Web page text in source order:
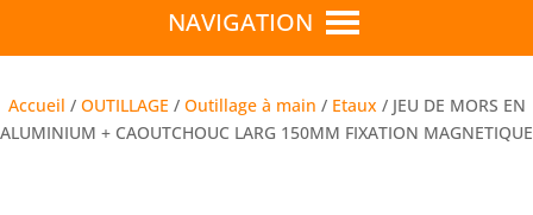
NAVIGATION
Accueil / OUTILLAGE / Outillage à main / Etaux / JEU DE MORS EN
ALUMINIUM + CAOUTCHOUC LARG 150MM FIXATION MAGNETIQUE